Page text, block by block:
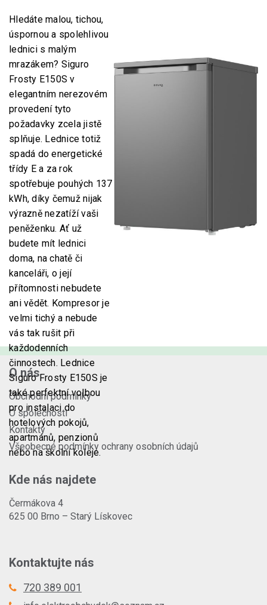
Hledáte malou, tichou,
úspornou a spolehlivou
lednici s malým
mrazákem? Siguro
Frosty E150S v
elegantním nerezovém
provedení tyto
požadavky zcela jistě
splňuje. Lednice totiž
spadá do energetické
třídy E a za rok
spotřebuje pouhých 137
kWh, díky čemuž nijak
výrazně nezatíží vaši
peněženku. Ať už
budete mít lednici
doma, na chatě či
kanceláři, o její
přítomnosti nebudete
ani vědět. Kompresor je
velmi tichý a nebude
vás tak rušit při
každodenních
činnostech. Lednice
Siguro Frosty E150S je
také perfektní volbou
pro instalaci do
hotelových pokojů,
apartmánů, penzionů
nebo na školní koleje.
O nás
Obchodní podmínky
O společnosti
Kontakty
Všeobecné podmínky ochrany osobních údajů
Kde nás najdete
Čermákova 4
625 00 Brno – Starý Lískovec
Kontaktujte nás
720 389 001